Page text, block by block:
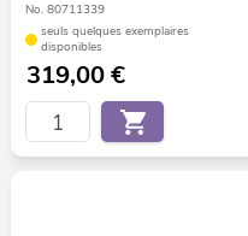
No. 80711339
seuls quelques exemplaires
disponibles
319,00€